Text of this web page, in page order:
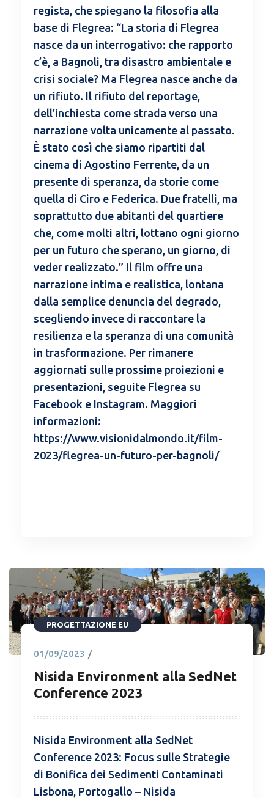
regista, che spiegano la filosofia alla
base di Flegrea: “La storia di Flegrea
nasce da un interrogativo: che rapporto
c’è, a Bagnoli, tra disastro ambientale e
crisi sociale? Ma Flegrea nasce anche da
un rifiuto. Il rifiuto del reportage,
dell’inchiesta come strada verso una
narrazione volta unicamente al passato.
È stato così che siamo ripartiti dal
cinema di Agostino Ferrente, da un
presente di speranza, da storie come
quella di Ciro e Federica. Due fratelli, ma
soprattutto due abitanti del quartiere
che, come molti altri, lottano ogni giorno
per un futuro che sperano, un giorno, di
veder realizzato.” Il film offre una
narrazione intima e realistica, lontana
dalla semplice denuncia del degrado,
scegliendo invece di raccontare la
resilienza e la speranza di una comunità
in trasformazione. Per rimanere
aggiornati sulle prossime proiezioni e
presentazioni, seguite Flegrea su
Facebook e Instagram. Maggiori
informazioni:
https://www.visionidalmondo.it/film-
2023/flegrea-un-futuro-per-bagnoli/
PROGETTAZIONE EU
01/09/2023 /
Nisida Environment alla SedNet
Conference 2023
Nisida Environment alla SedNet
Conference 2023: Focus sulle Strategie
di Bonifica dei Sedimenti Contaminati
Lisbona, Portogallo – Nisida